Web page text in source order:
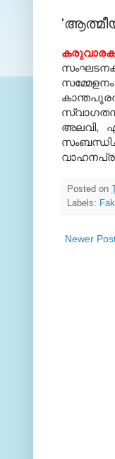
അലവി,
Posted on
Labels:
Newer